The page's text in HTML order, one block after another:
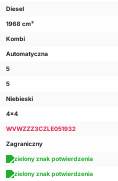
Diesel
1968 cm³
Kombi
Automatyczna
5
5
Niebieski
4x4
WVWZZZ3CZLE051932
Zagraniczny